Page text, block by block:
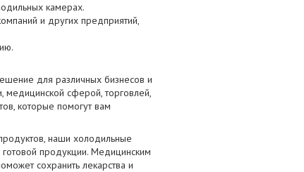
камерах.
и других предприятий,
для различных бизнесов и
медицинской сферой, торговлей,
которые помогут вам
наши холодильные
продукции. Медицинским
сохранить лекарства и